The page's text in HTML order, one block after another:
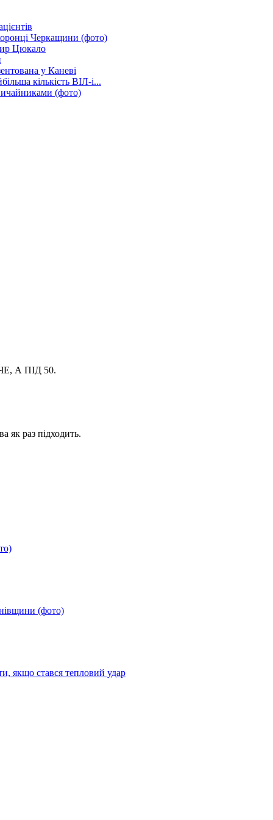
Черкащини (фото)
Цюкало
у Каневі
кількість ВІЛ-і...
(фото)
А ПІД 50.
раз підходить.
(фото)
якщо стався тепловий удар